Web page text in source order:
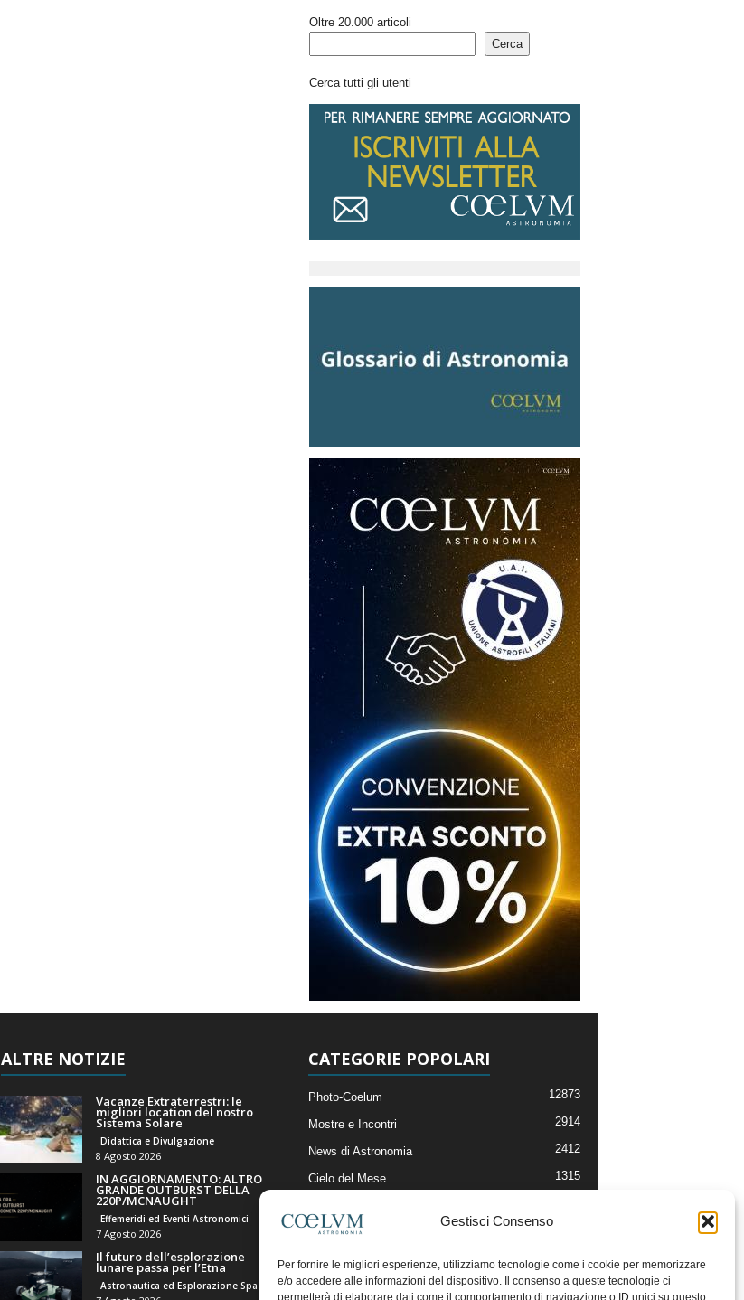
Gestisci Consenso
Per fornire le migliori esperienze, utilizziamo tecnologie come i cookie per memorizzare
e/o accedere alle informazioni del dispositivo. Il consenso a queste tecnologie ci
permetterà di elaborare dati come il comportamento di navigazione o ID unici su questo
Oltre 20.000 articoli
Cerca
Cerca tutti gli utenti
ALTRE NOTIZIE
Vacanze Extraterrestri: le
migliori location del nostro
Sistema Solare
Didattica e Divulgazione
8 Agosto 2026
IN AGGIORNAMENTO: ALTRO
GRANDE OUTBURST DELLA
220P/MCNAUGHT
Effemeridi ed Eventi Astronomici
7 Agosto 2026
Il futuro dell’esplorazione
lunare passa per l’Etna
CATEGORIE POPOLARI
Photo-Coelum 12873
Mostre e Incontri 2914
News di Astronomia 2412
Cielo del Mese 1315
Articoli e Risorse On-Line
Il Blog della Redazione